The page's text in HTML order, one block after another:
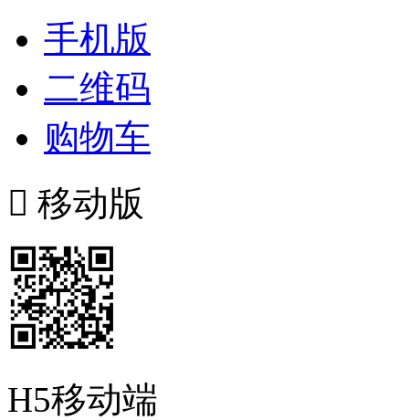
手机版
二维码
购物车
 移动版
H5移动端